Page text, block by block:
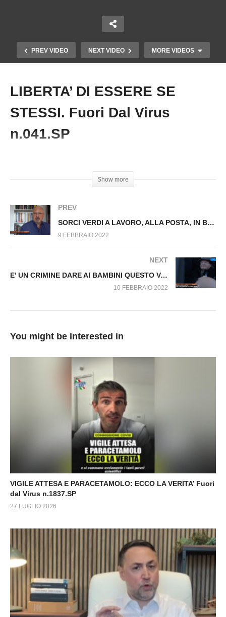
PREV VIDEO NEXT VIDEO MORE VIDEOS
Copy Embed Code
MULTA OVER 50: COME COMPORTARSI! Fuori
Dal Virus n.039.SP
LIBERTA’ DI ESSERE SE
STESSI. Fuori Dal Virus
n.041.SP
Show more
PREV
SORCI VERDI A LAVORO, ALLA POSTA, IN BANCA, CON LA POLIZIA, ECC. Fuori Dal Virus N.040.SP
9 FEBBRAIO 2022
NEXT
E’ UN CRIMINE DARE AI BAMBINI QUESTO VACCINO! Luc Montagnier, Nobel medicina Fuori Dal Virus n.042.SP
10 FEBBRAIO 2022
You might be interested in
VIGILE ATTESA E PARACETAMOLO: ECCO LA VERITA’ Fuori
dal Virus n.1837.SP
27 LUGLIO 2026